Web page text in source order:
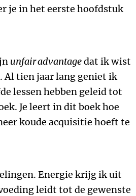
je in het eerste hoofdstuk
unfair advantagedat ik wist
Al tien jaar lang geniet ik
lessen hebben geleid tot
Je leert in dit boek hoe
koude acquisitie hoeft te
Energie krijg ik uit
leidt tot de gewenste